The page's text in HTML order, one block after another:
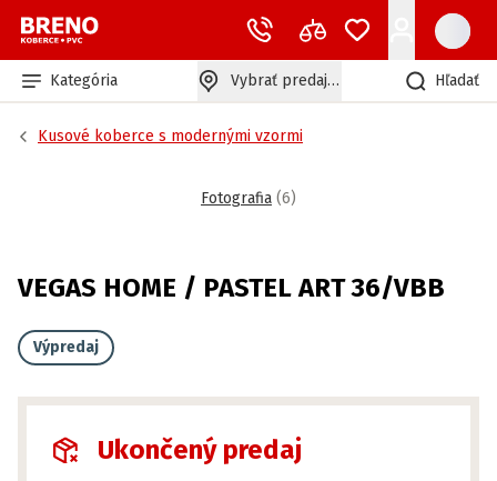
Kategória Vybrať predajňu Hľadať
Kusové koberce s modernými vzormi
Fotografia (6)
VEGAS HOME / PASTEL ART 36/VBB
Výpredaj
Ukončený predaj